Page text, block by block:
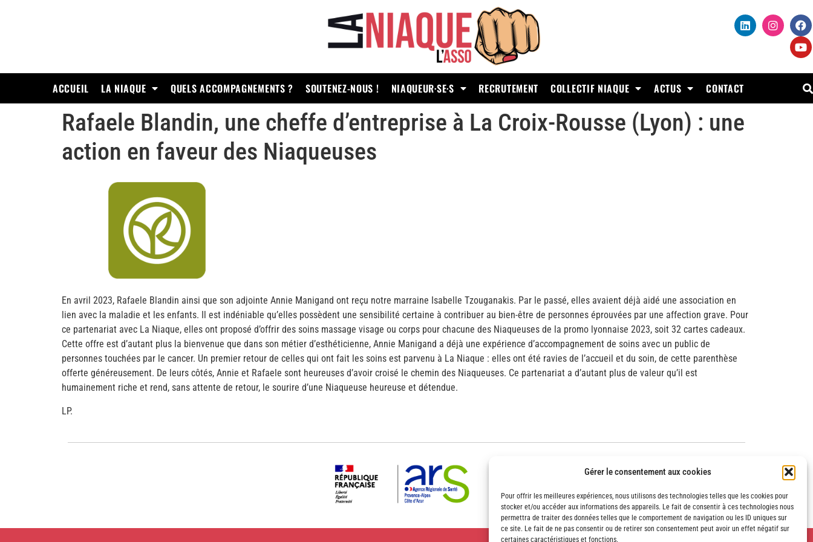
Gérer le consentement aux cookies
Pour offrir les meilleures expériences, nous utilisons des technologies telles que les cookies pour
stocker et/ou accéder aux informations des appareils. Le fait de consentir à ces technologies nous
permettra de traiter des données telles que le comportement de navigation ou les ID uniques sur
ce site. Le fait de ne pas consentir ou de retirer son consentement peut avoir un effet négatif sur
certaines caractéristiques et fonctions.
ACCUEIL LA NIAQUE QUELS ACCOMPAGNEMENTS ? SOUTENEZ-NOUS ! NIAQUEUR·SE·S RECRUTEMENT COLLECTIF NIAQUE ACTUS CONTACT
Rafaele Blandin, une cheffe d’entreprise à La Croix-Rousse (Lyon) : une
action en faveur des Niaqueuses
En avril 2023, Rafaele Blandin ainsi que son adjointe Annie Manigand ont reçu notre marraine Isabelle Tzouganakis. Par le passé, elles avaient déjà aidé une association en
lien avec la maladie et les enfants. Il est indéniable qu’elles possèdent une sensibilité certaine à contribuer au bien-être de personnes éprouvées par une affection grave. Pour
ce partenariat avec La Niaque, elles ont proposé d’offrir des soins massage visage ou corps pour chacune des Niaqueuses de la promo lyonnaise 2023, soit 32 cartes cadeaux.
Cette offre est d’autant plus la bienvenue que dans son métier d’esthéticienne, Annie Manigand a déjà une expérience d’accompagnement de soins avec un public de
personnes touchées par le cancer. Un premier retour de celles qui ont fait les soins est parvenu à La Niaque : elles ont été ravies de l’accueil et du soin, de cette parenthèse
offerte généreusement. De leurs côtés, Annie et Rafaele sont heureuses d’avoir croisé le chemin des Niaqueuses. Ce partenariat a d’autant plus de valeur qu’il est
humainement riche et rend, sans attente de retour, le sourire d’une Niaqueuse heureuse et détendue.
LP.